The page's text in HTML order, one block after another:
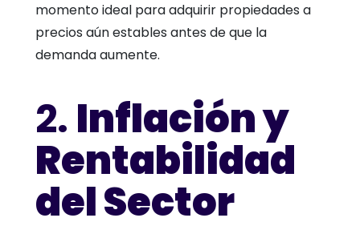
momento ideal para adquirir propiedades a
precios aún estables antes de que la
demanda aumente.
2. Inflación y
Rentabilidad
del Sector